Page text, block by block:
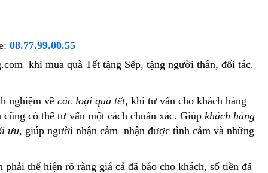
08.77.99.00.55
khi mua quà Tết tặng Sếp, tặng người thân, đối tác.
nghiệm về các loại quà tết, khi tư vấn cho khách hàng
có thể tư vấn một cách chuẩn xác. Giúp khách hàng
ưu, giúp người nhận cảm nhận được tình cảm và những
thể hiện rõ ràng giá cả đã báo cho khách, số tiền đã